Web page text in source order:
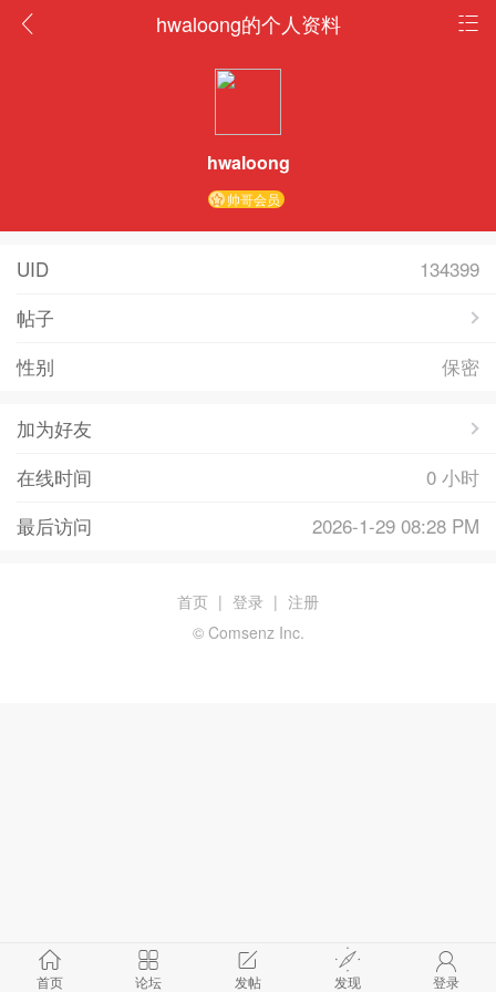
hwaloong的个人资料
hwaloong
帅哥会员
UID
134399
帖子
性别
保密
加为好友
在线时间
0 小时
最后访问
2026-1-29 08:28 PM
首页 论坛 发帖 发现 登录
首页 | 登录 | 注册
© Comsenz Inc.